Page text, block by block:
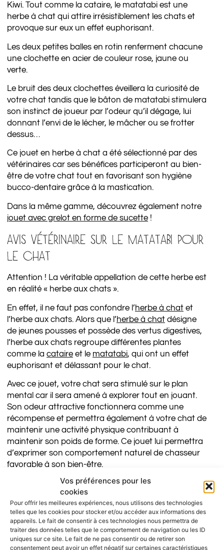
Vos préférences pour les
cookies
Pour offrir les meilleures expériences, nous utilisons des technologies
telles que les cookies pour stocker et/ou accéder aux informations des
appareils. Le fait de consentir à ces technologies nous permettra de
traiter des données telles que le comportement de navigation ou les ID
uniques sur ce site. Le fait de ne pas consentir ou de retirer son
consentement peut avoir un effet négatif sur certaines caractéristiques
Kiwi. Tout comme la cataire, le matatabi est une
herbe à chat qui attire irrésistiblement les chats et
provoque sur eux un effet euphorisant.
Les deux petites balles en rotin renferment chacune
une clochette en acier de couleur rose, jaune ou
verte.
Le bruit des deux clochettes éveillera la curiosité de
votre chat tandis que le bâton de matatabi stimulera
son instinct de joueur par l’odeur qu’il dégage, lui
donnant l’envi de le lécher, le mâcher ou se frotter
dessus…
Ce jouet en herbe à chat a été sélectionné par des
vétérinaires car ses bénéfices participeront au bien-
être de votre chat tout en favorisant son hygiène
bucco-dentaire grâce à la mastication.
Dans la même gamme, découvrez également notre
jouet avec grelot en forme de sucette !
AVIS VÉTÉRINAIRE SUR LE MATATABI POUR
LE CHAT
Attention ! La véritable appellation de cette herbe est
en réalité « herbe aux chats ».
En effet, il ne faut pas confondre l’herbe à chat et
l’herbe aux chats. Alors que l’herbe à chat désigne
de jeunes pousses et possède des vertus digestives,
l’herbe aux chats regroupe différentes plantes
comme la cataire et le matatabi, qui ont un effet
euphorisant et délassant pour le chat.
Avec ce jouet, votre chat sera stimulé sur le plan
mental car il sera amené à explorer tout en jouant.
Son odeur attractive fonctionnera comme une
récompense et permettra également à votre chat de
maintenir une activité physique contribuant à
maintenir son poids de forme. Ce jouet lui permettra
d’exprimer son comportement naturel de chasseur
favorable à son bien-être.
La réaction à l’égard du matatabi n’est pas la même
pour tous les chats. Les chats adultes, par exemple,
y manifestent un grand intérêt.
Il est déconseillé de proposer ce jouet chaque jour à
votre chat afin de ne pas provoquer une
surstimulation par l’herbe aux chats.